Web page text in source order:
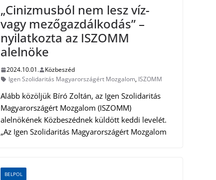
„Cinizmusból nem lesz víz-
vagy mezőgazdálkodás” –
nyilatkozta az ISZOMM
alelnöke
2024.10.01.
Közbeszéd
Igen Szolidaritás Magyarországért Mozgalom, ISZOMM
Alább közöljük Bíró Zoltán, az Igen Szolidaritás
Magyarországért Mozgalom (ISZOMM)
alelnökének Közbeszédnek küldött keddi levelét.
„Az Igen Szolidaritás Magyarországért Mozgalom
BELPOL